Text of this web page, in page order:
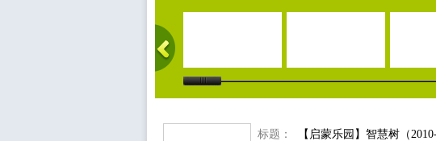
标题：
【启蒙乐园】智慧树（2010-